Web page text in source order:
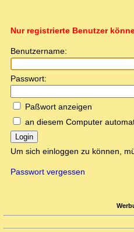
Nur registrierte Benutzer
Benutzername:
Passwort:
Paßwort anzeigen
an diesem Computer
Login
Um sich einloggen zu können,
Passwort vergessen